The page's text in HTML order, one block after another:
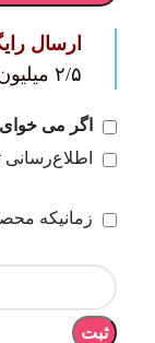
ارسال
۲/۵ میلیون تومان
اگر می
زمانیکه
ثبت